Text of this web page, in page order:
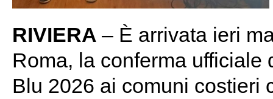
RIVIERA – È arrivata ieri
Roma, la conferma ufficiale
Blu 2026 ai comuni costieri